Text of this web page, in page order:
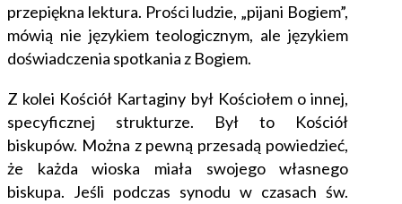
przepiękna lektura. Prości ludzie, „pijani Bogiem”,
mówią nie językiem teologicznym, ale językiem
doświadczenia spotkania z Bogiem.
Z kolei Kościół Kartaginy był Kościołem o innej,
specyficznej strukturze. Był to Kościół
biskupów. Można z pewną przesadą powiedzieć,
że każda wioska miała swojego własnego
biskupa. Jeśli podczas synodu w czasach św.